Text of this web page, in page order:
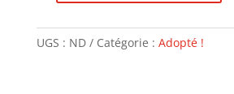
Peugeot
CR
UGS : ND Catégorie : Adopté !